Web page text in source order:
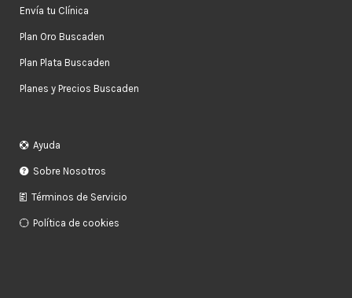
Envía tu Clínica
Plan Oro Buscaden
Plan Plata Buscaden
Planes y Precios Buscaden
Ayuda
Sobre Nosotros
Términos de Servicio
Política de cookies